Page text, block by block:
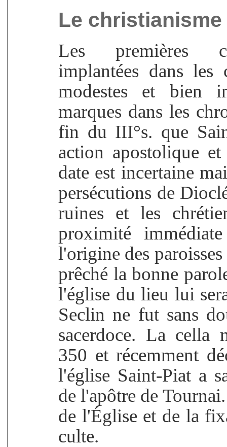
Le christianisme
Les premières
implantées dans les
modestes et bien
marques dans les
fin du III°s. que
action apostolique
date est incertaine
persécutions de
ruines et les
proximité
l'origine des
prêché la bonne
l'église du lieu lui
Seclin ne fut sans
sacerdoce. La cella
350 et récemment
l'église Saint-Piat a
de l'apôtre de
de l'Église et de la
culte.